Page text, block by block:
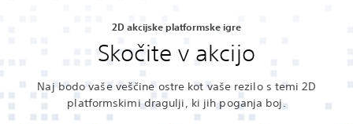
2D akcijske platformske igre
Skočite v akcijo
Naj bodo vaše veščine ostre kot vaše rezilo s temi 2D
platformskimi dragulji, ki jih poganja boj.